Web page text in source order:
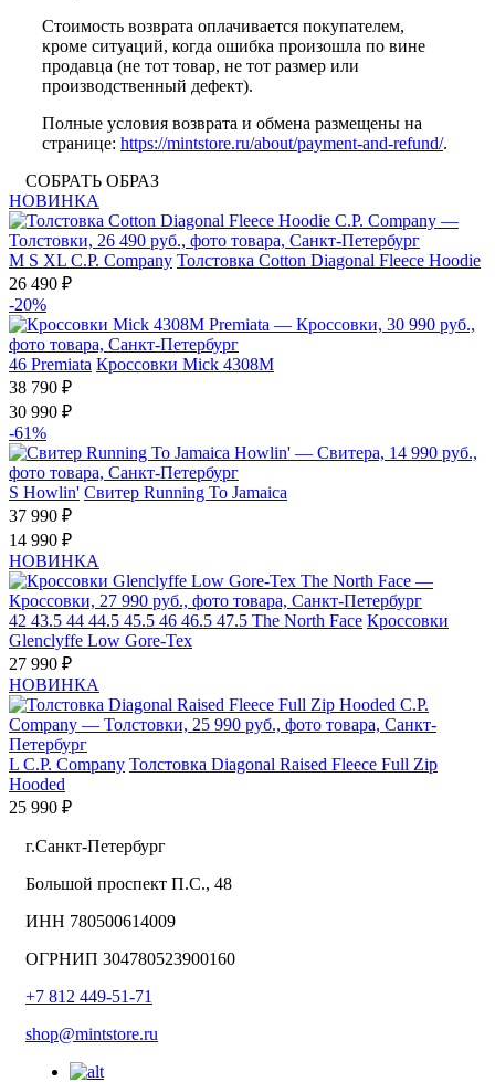
Стоимость возврата оплачивается покупателем,
кроме ситуаций, когда ошибка произошла по вине
продавца (не тот товар, не тот размер или
производственный дефект).
Полные условия возврата и обмена размещены на
странице: https://mintstore.ru/about/payment-and-refund/.
СОБРАТЬ ОБРАЗ
НОВИНКА
M S XL C.P. Company Толстовка Cotton Diagonal Fleece Hoodie
26 490 ₽
-20%
46 Premiata Кроссовки Mick 4308M
38 790 ₽
30 990 ₽
-61%
S Howlin' Свитер Running To Jamaica
37 990 ₽
14 990 ₽
НОВИНКА
42 43.5 44 44.5 45.5 46 46.5 47.5 The North Face Кроссовки
Glenclyffe Low Gore-Tex
27 990 ₽
НОВИНКА
L C.P. Company Толстовка Diagonal Raised Fleece Full Zip
Hooded
25 990 ₽
г.Санкт-Петербург
Большой проспект П.С., 48
ИНН 780500614009
ОГРНИП 304780523900160
+7 812 449-51-71
shop@mintstore.ru